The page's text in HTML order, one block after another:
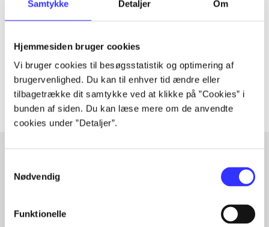
Samtykke Detaljer Om
Hjemmesiden bruger cookies
Vi bruger cookies til besøgsstatistik og optimering af
brugervenlighed. Du kan til enhver tid ændre eller
tilbagetrække dit samtykke ved at klikke på ”Cookies” i
bunden af siden. Du kan læse mere om de anvendte
cookies under ”Detaljer”.
Nødvendig
Funktionelle
Artiklen er en del af
lorem ipsum dolor sit amet ...
Artiklerne ihandler ofte om
Artikler med samme emner